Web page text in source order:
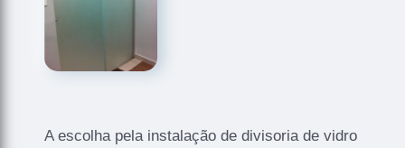
A escolha pela instalação de divisoria de vidro